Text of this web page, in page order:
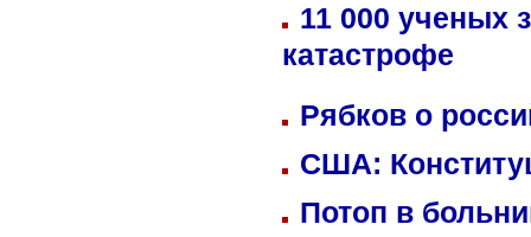
11 000 ученых
катастрофе
Рябков о
США:
Потоп в